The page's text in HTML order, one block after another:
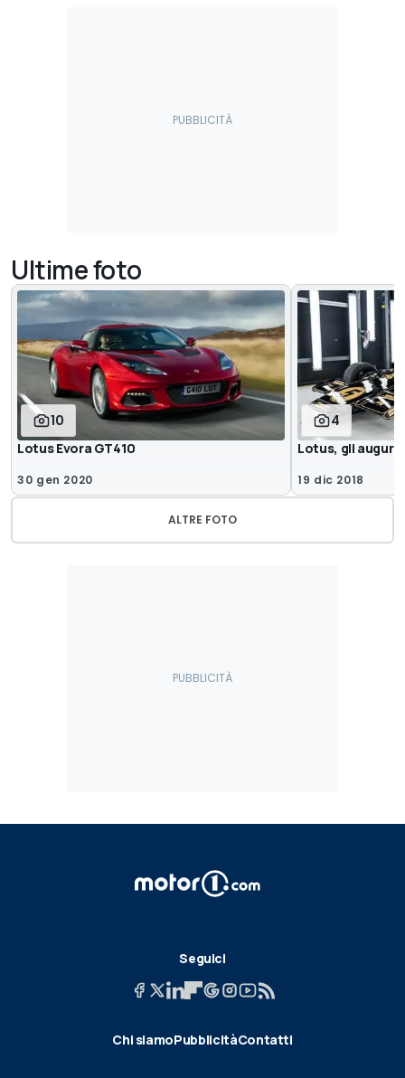
Ultime foto
10
Lotus Evora GT410
30 gen 2020
4
Lotus, gli auguri
19 dic 2018
ALTRE FOTO
Seguici
Chi siamoPubblicitàContatti